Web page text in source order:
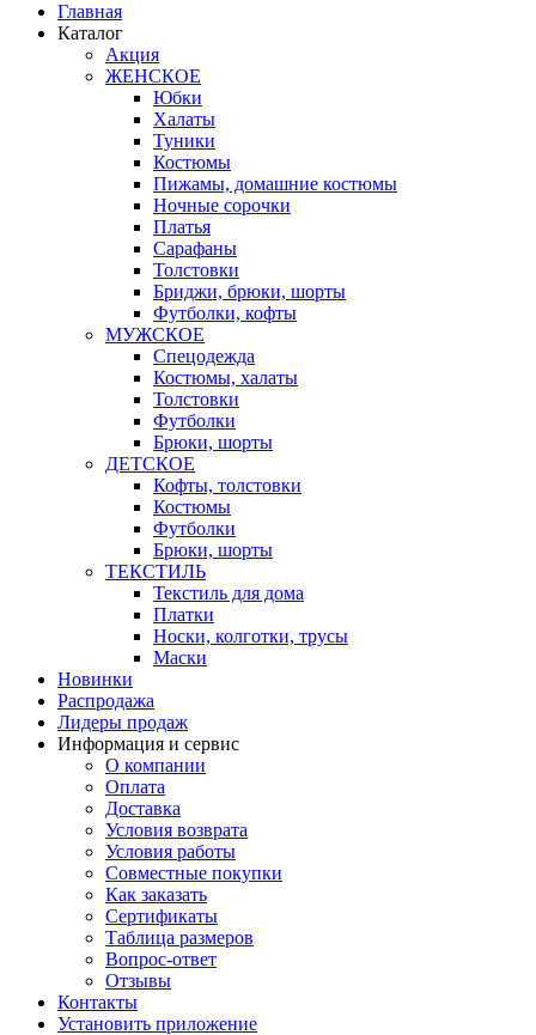
Главная
Каталог
Акция
ЖЕНСКОЕ
Юбки
Халаты
Туники
Костюмы
Пижамы, домашние костюмы
Ночные сорочки
Платья
Сарафаны
Толстовки
Бриджи, брюки, шорты
Футболки, кофты
МУЖСКОЕ
Спецодежда
Костюмы, халаты
Толстовки
Футболки
Брюки, шорты
ДЕТСКОЕ
Кофты, толстовки
Костюмы
Футболки
Брюки, шорты
ТЕКСТИЛЬ
Текстиль для дома
Платки
Носки, колготки, трусы
Маски
Новинки
Распродажа
Лидеры продаж
Информация и сервис
О компании
Оплата
Доставка
Условия возврата
Условия работы
Совместные покупки
Как заказать
Сертификаты
Таблица размеров
Вопрос-ответ
Отзывы
Контакты
Установить приложение